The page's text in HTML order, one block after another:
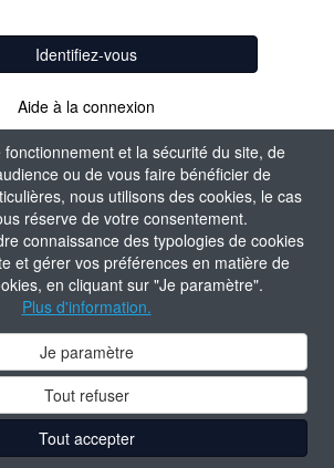
fonctionnement et la sécurité du site, de
ou de vous faire bénéficier de
nous utilisons des cookies, le cas
réserve de votre consentement.
connaissance des typologies de cookies
et gérer vos préférences en matière de
en cliquant sur "Je paramètre".
Plus d'information.
Je paramètre
Tout refuser
Tout accepter
Identifiez-vous
Aide à la connexion